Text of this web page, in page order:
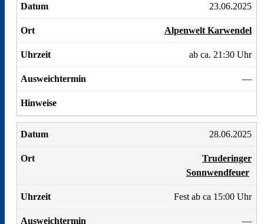
23.06.2025
Alpenwelt Karwendel
ab ca. 21:30 Uhr
—
28.06.2025
Truderinger
Sonnwendfeuer
Fest ab ca 15:00 Uhr
—